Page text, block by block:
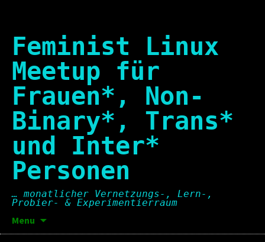
contentFeminist Linux
Meetup für
Frauen*, Non-
Binary*, Trans*
und Inter*
Personen
… monatlicher Vernetzungs-, Lern-,
Probier- & Experimentierraum
Menu